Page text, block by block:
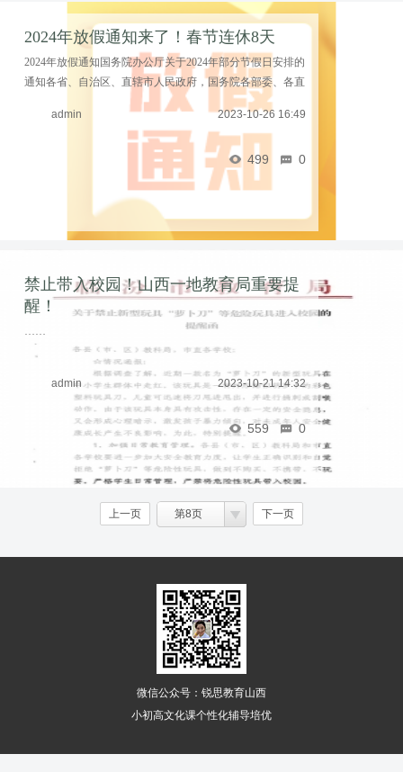
2024年放假通知来了！春节连休8天
2024年放假通知国务院办公厅关于2024年部分节假日安排的
通知各省、自治区、直辖市人民政府，国务院各部委、各直
属机构：经国务院批准，现将2024年元旦、春节、清明节、
劳动节、端午节、中秋节和国庆节放假调休日期的 ...……
admin 2023-10-26 16:49
499 0
禁止带入校园！山西一地教育局重要提
醒！
admin 2023-10-21 14:32
559 0
上一页 第8页 下一页
微信公众号：锐思教育山西
小初高文化课个性化辅导培优